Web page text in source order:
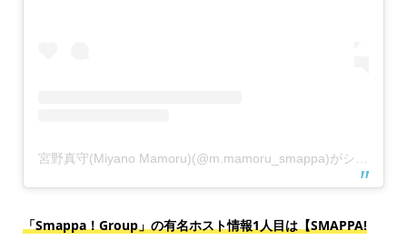
「Smappa！Group」の有名ホスト情報1人目は【SMAPPA!